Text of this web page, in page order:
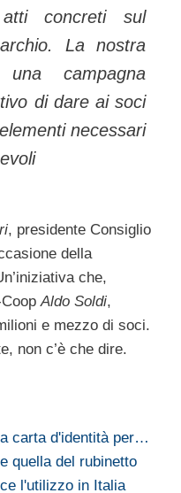
atti concreti sul
La nostra
campagna
di dare ai soci
necessari
, presidente Consiglio
della
che,
Aldo Soldi,
e mezzo di soci.
non c’è che dire.
carta d'identità per…
quella del rubinetto
l'utilizzo in Italia